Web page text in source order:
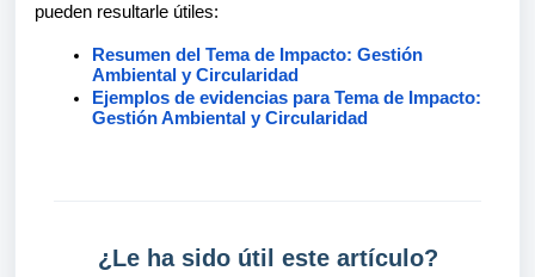
pueden resultarle útiles:
Resumen del Tema de Impacto: Gestión
Ambiental y Circularidad
Ejemplos de evidencias para Tema de Impacto:
Gestión Ambiental y Circularidad
¿Le ha sido útil este artículo?